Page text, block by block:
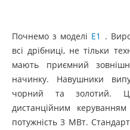
Почнемо з моделі Е1 .
всі дрібниці, не тільки
мають приємний
начинку. Навушники
чорний та золотий.
дистанційним
потужність 3 МВт.